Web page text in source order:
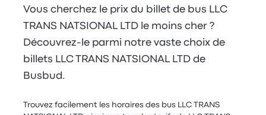
Vous cherchez le prix du billet de bus LLC
TRANS NATSIONAL LTD le moins cher ?
Découvrez-le parmi notre vaste choix de
billets LLC TRANS NATSIONAL LTD de
Busbud.
Trouvez facilement les horaires des bus LLC TRANS